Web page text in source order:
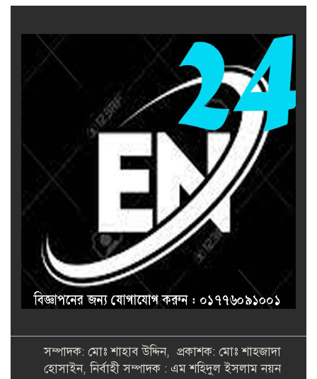
সম্পাদক: মোঃ শাহাব উদ্দিন, প্রকাশক: মোঃ শাহজাদা
হোসাইন, নির্বাহী সম্পাদক : এম শহিদুল ইসলাম নয়ন